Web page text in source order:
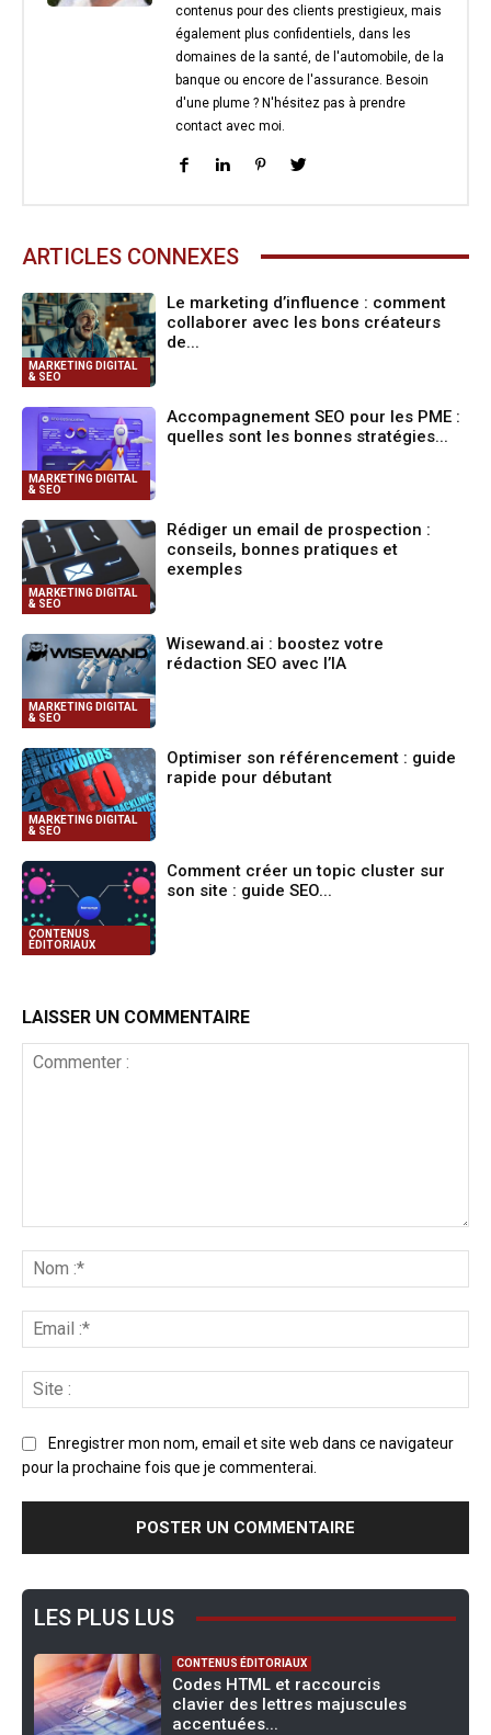
contenus pour des clients prestigieux, mais
également plus confidentiels, dans les
domaines de la santé, de l'automobile, de la
banque ou encore de l'assurance. Besoin
d'une plume ? N'hésitez pas à prendre
contact avec moi.
ARTICLES CONNEXES
MARKETING DIGITAL
& SEO
Le marketing d’influence : comment
collaborer avec les bons créateurs
de...
MARKETING DIGITAL
& SEO
Accompagnement SEO pour les PME :
quelles sont les bonnes stratégies...
MARKETING DIGITAL
& SEO
Rédiger un email de prospection :
conseils, bonnes pratiques et
exemples
MARKETING DIGITAL
& SEO
Wisewand.ai : boostez votre
rédaction SEO avec l’IA
MARKETING DIGITAL
& SEO
Optimiser son référencement : guide
rapide pour débutant
CONTENUS
ÉDITORIAUX
Comment créer un topic cluster sur
son site : guide SEO...
LAISSER UN COMMENTAIRE
Enregistrer mon nom, email et site web dans ce navigateur
pour la prochaine fois que je commenterai.
LES PLUS LUS
CONTENUS ÉDITORIAUX
Codes HTML et raccourcis
clavier des lettres majuscules
accentuées...